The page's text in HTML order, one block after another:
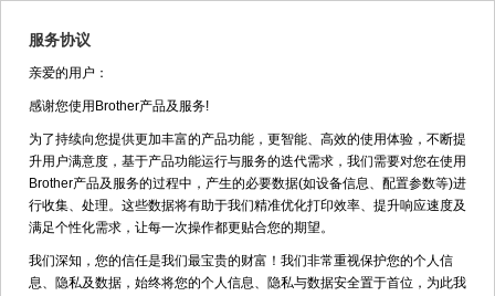
MFC-9140CDN
视频播放时没有声音。视频中设备可
能因型号不同而有所差异，仅供参
考。
服务协议
亲爱的用户：
感谢您使用Brother产品及服务!
为了持续向您提供更加丰富的产品功能，更智能、高效的使用体验，不断提
升用户满意度，基于产品功能运行与服务的迭代需求，我们需要对您在使用
Brother产品及服务的过程中，产生的必要数据(如设备信息、配置参数等)进
行收集、处理。这些数据将有助于我们精准优化打印效率、提升响应速度及
满足个性化需求，让每一次操作都更贴合您的期望。
我们深知，您的信任是我们最宝贵的财富！我们非常重视保护您的个人信
息、隐私及数据，始终将您的个人信息、隐私与数据安全置于首位，为此我